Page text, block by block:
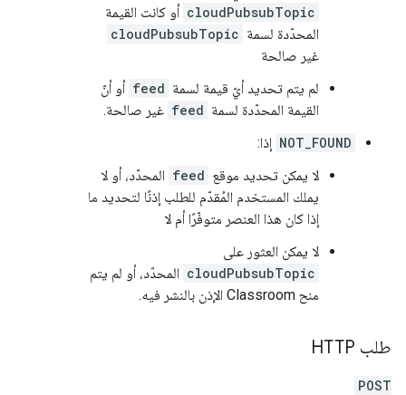
cloudPubsubTopic أو كانت القيمة
المحدّدة لسمة cloudPubsubTopic
غير صالحة
لم يتم تحديد أيّ قيمة لسمة feed أو أنّ
القيمة المحدّدة لسمة feed غير صالحة.
NOT_FOUND إذا:
لا يمكن تحديد موقع feed المحدّد، أو لا
يملك المستخدم المُقدّم للطلب إذنًا لتحديد ما
إذا كان هذا العنصر متوفّرًا أم لا
لا يمكن العثور على
cloudPubsubTopic المحدّد، أو لم يتم
منح Classroom الإذن بالنشر فيه.
طلب HTTP
POST